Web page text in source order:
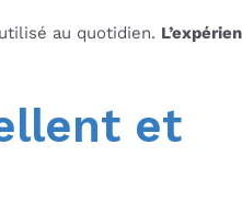
au quotidien.
et